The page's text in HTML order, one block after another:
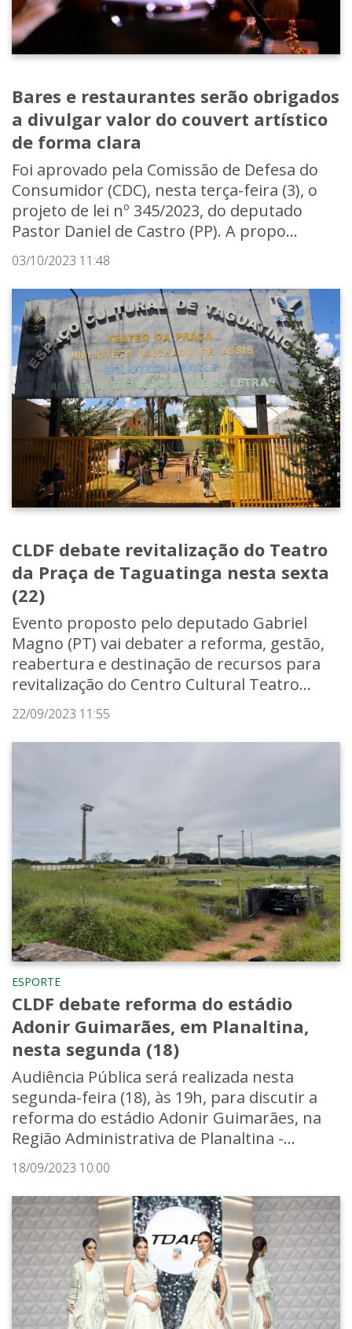
Bares e restaurantes serão obrigados
a divulgar valor do couvert artístico
de forma clara
Foi aprovado pela Comissão de Defesa do
Consumidor (CDC), nesta terça-feira (3), o
projeto de lei nº 345/2023, do deputado
Pastor Daniel de Castro (PP). A propo...
03/10/2023 11:48
CLDF debate revitalização do Teatro
da Praça de Taguatinga nesta sexta
(22)
Evento proposto pelo deputado Gabriel
Magno (PT) vai debater a reforma, gestão,
reabertura e destinação de recursos para
revitalização do Centro Cultural Teatro...
22/09/2023 11:55
ESPORTE
CLDF debate reforma do estádio
Adonir Guimarães, em Planaltina,
nesta segunda (18)
Audiência Pública será realizada nesta
segunda-feira (18), às 19h, para discutir a
reforma do estádio Adonir Guimarães, na
Região Administrativa de Planaltina -...
18/09/2023 10:00